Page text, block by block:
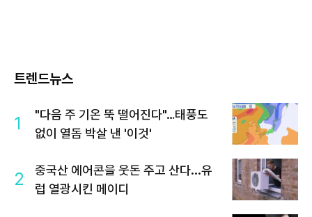
트렌드뉴스
1
"다음 주 기온 뚝 떨어진다"…태풍도
없이 열돔 박살 낸 '이것'
2
중국산 에어콘을 웃돈 주고 산다...유
럽 열광시킨 메이디